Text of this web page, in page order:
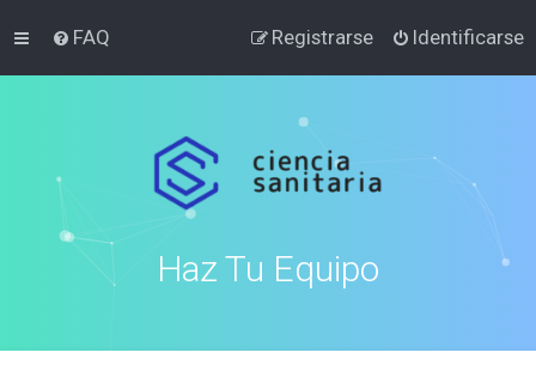
FAQ Identificarse
Registrarse
Haz Tu Equipo